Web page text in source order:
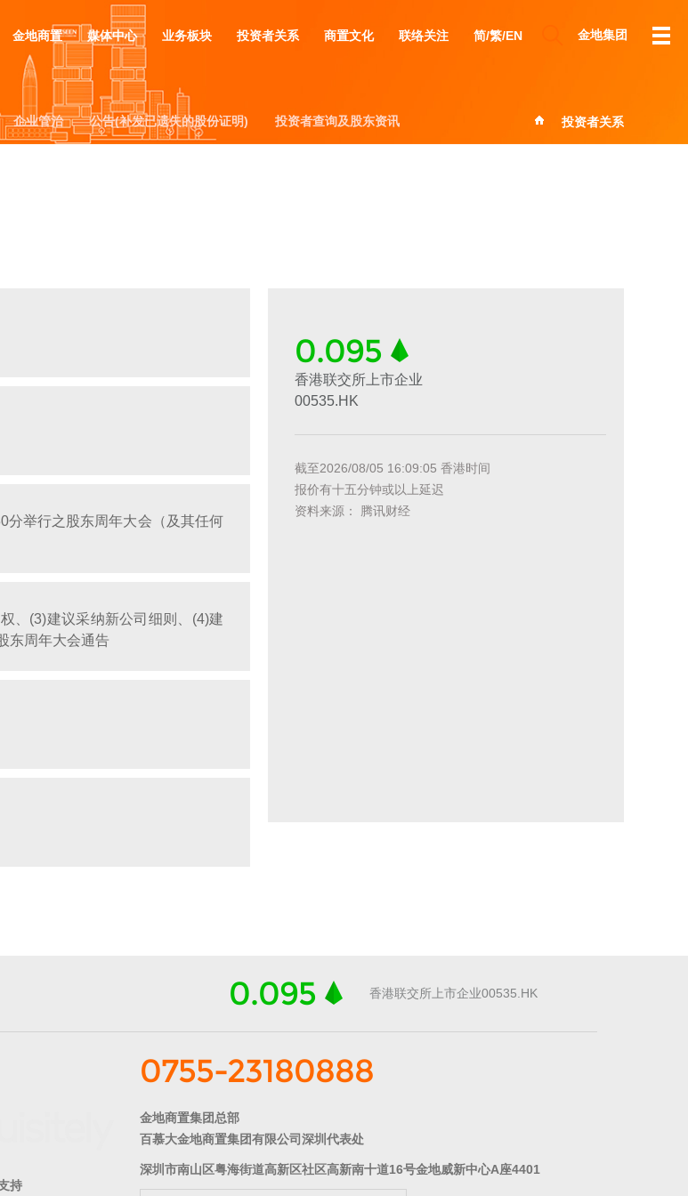
金地集团
金地商置 媒体中心 业务板块 投资者关系 商置文化 联络关注 简/繁/EN
企业管治
企业管治 公告(补发已遗失的股份证明)
公告(补发已遗失的股份证明) 投资者查询及股东资讯
投资者查询及股东资讯 投资者关系
分举行之股东周年大会（及其任何
、(3)建议采纳新公司细则、(4)建
东周年大会通告
0.095
香港联交所上市企业
00535.HK
截至2026/08/05 16:09:05 香港时间
报价有十五分钟或以上延迟
资料来源： 腾讯财经
0.095 香港联交所上市企业00535.HK
0755-23180888
金地商置集团总部
百慕大金地商置集团有限公司深圳代表处
深圳市南山区粤海街道高新区社区高新南十道16号金地威新中心A座4401
持